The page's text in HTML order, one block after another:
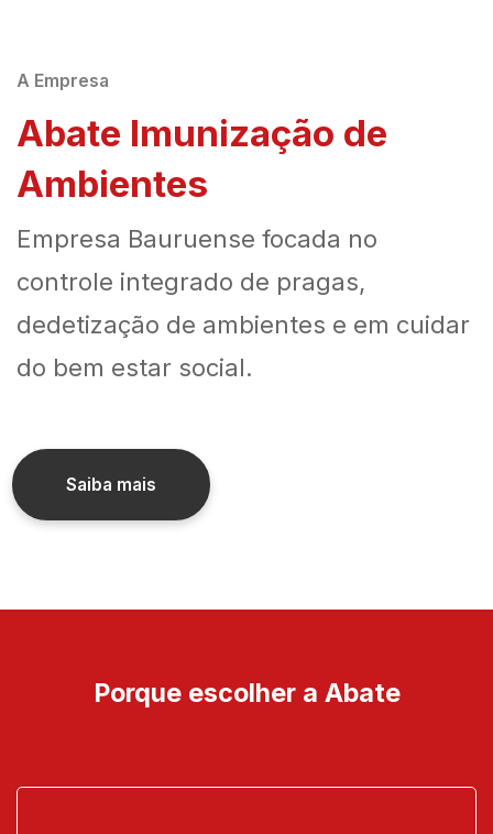
A Empresa
Abate Imunização de
Ambientes
Empresa Bauruense focada no
controle integrado de pragas,
dedetização de ambientes e em cuidar
do bem estar social.
Saiba mais
Porque escolher a Abate